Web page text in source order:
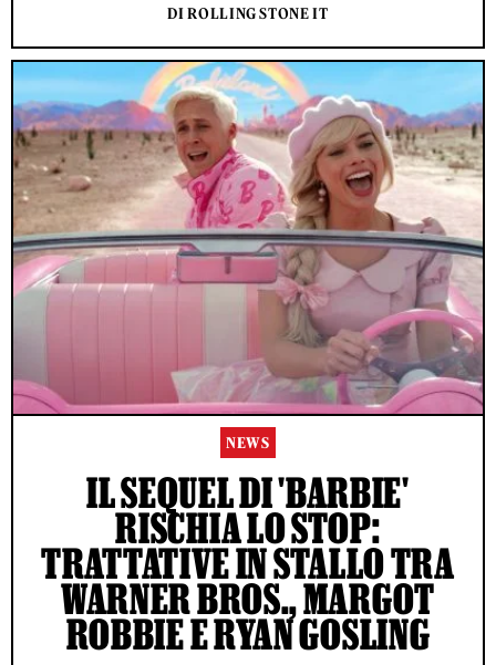
DI ROLLING STONE IT
NEWS
IL SEQUEL DI 'BARBIE'
RISCHIA LO STOP:
TRATTATIVE IN STALLO TRA
WARNER BROS., MARGOT
ROBBIE E RYAN GOSLING